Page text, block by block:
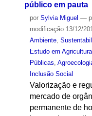
público em pauta
por Sylvia Miguel —
modificação13/12/
Ambiente,
Estudo em
Públicas,
Inclusão Social
Valorização e
mercado de
permanente de